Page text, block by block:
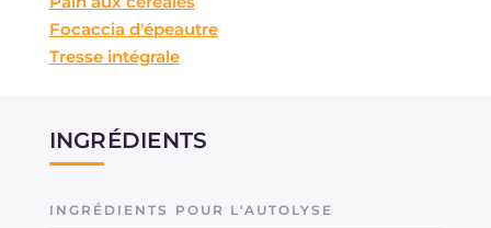
Focaccia d'épeautre
Tresse intégrale
INGRÉDIENTS
INGRÉDIENTS POUR L'AUTOLYSE